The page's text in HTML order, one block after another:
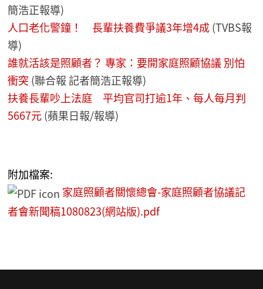
簡浩正報導)
人口老化警鐘！ 長輩扶養費爭議3年增4成(TVBS報
導)
誰就活該是照顧者？ 專家：要開家庭照顧協議 別怕
衝突 (聯合報 記者簡浩正報導)
扶養長輩吵上法庭 平均官司打逾1年、每人每月判
5667元(蘋果日報/報導)
附加檔案:
家庭照顧者關懷總會-家庭照顧者協議記
者會新聞稿1080823(網站版).pdf